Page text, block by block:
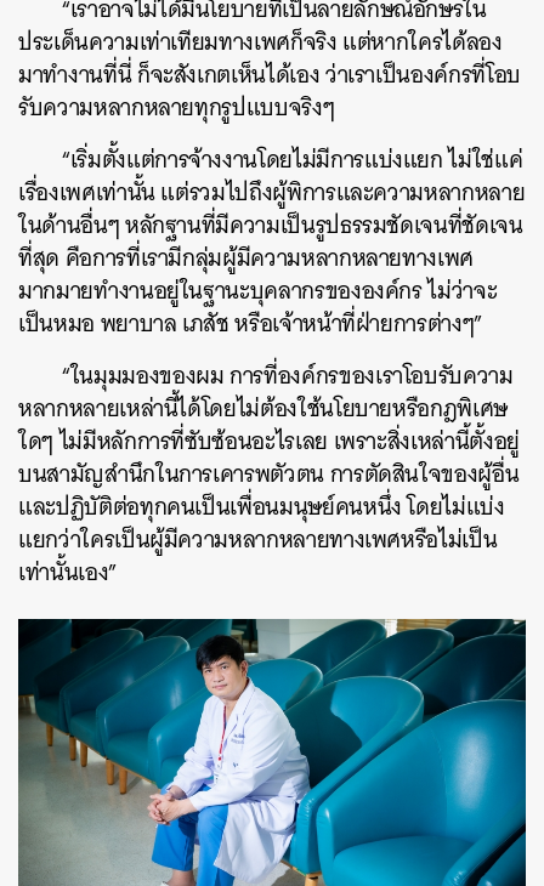
“เราอาจไม่ได้มีนโยบายที่เป็นลายลักษณ์อักษรใน
ประเด็นความเท่าเทียมทางเพศก็จริง แต่หากใครได้ลอง
มาทำงานที่นี่ ก็จะสังเกตเห็นได้เอง ว่าเราเป็นองค์กรที่โอบ
รับความหลากหลายทุกรูปแบบจริงๆ
“เริ่มตั้งแต่การจ้างงานโดยไม่มีการแบ่งแยก ไม่ใช่แค่
เรื่องเพศเท่านั้น แต่รวมไปถึงผู้พิการและความหลากหลาย
ในด้านอื่นๆ หลักฐานที่มีความเป็นรูปธรรมชัดเจนที่ชัดเจน
ที่สุด คือการที่เรามีกลุ่มผู้มีความหลากหลายทางเพศ
มากมายทำงานอยู่ในฐานะบุคลากรขององค์กร ไม่ว่าจะ
เป็นหมอ พยาบาล เภสัช หรือเจ้าหน้าที่ฝ่ายการต่างๆ”
“ในมุมมองของผม การที่องค์กรของเราโอบรับความ
หลากหลายเหล่านี้ได้โดยไม่ต้องใช้นโยบายหรือกฎพิเศษ
ใดๆ ไม่มีหลักการที่ซับซ้อนอะไรเลย เพราะสิ่งเหล่านี้ตั้งอยู่
บนสามัญสำนึกในการเคารพตัวตน การตัดสินใจของผู้อื่น
และปฏิบัติต่อทุกคนเป็นเพื่อนมนุษย์คนหนึ่ง โดยไม่แบ่ง
แยกว่าใครเป็นผู้มีความหลากหลายทางเพศหรือไม่เป็น
เท่านั้นเอง”